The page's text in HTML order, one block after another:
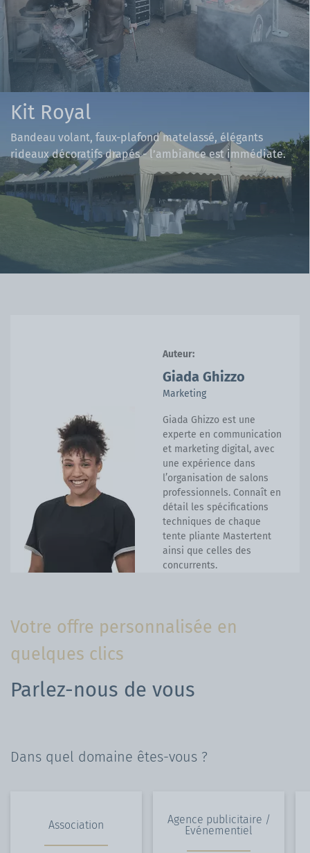
Kit Royal
Bandeau volant, faux-plafond matelassé, élégants
rideaux décoratifs drapés - l’ambiance est immédiate.
Auteur:
Giada Ghizzo
Marketing
Giada Ghizzo est une
experte en communication
et marketing digital, avec
une expérience dans
l’organisation de salons
professionnels. Connaît en
détail les spécifications
techniques de chaque
tente pliante Mastertent
ainsi que celles des
concurrents.
Votre offre personnalisée en
quelques clics
Parlez-nous de vous
Dans quel domaine êtes-vous ?
Association
Agence publicitaire /
Evénementiel